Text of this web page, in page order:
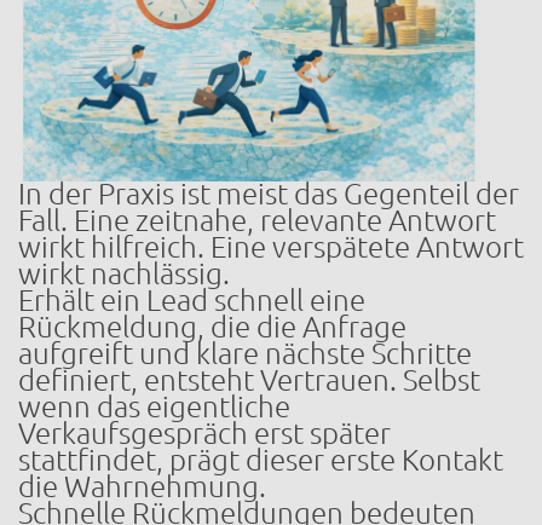
In der Praxis ist meist das Gegenteil der
Fall. Eine zeitnahe, relevante Antwort
wirkt hilfreich. Eine verspätete Antwort
wirkt nachlässig.
Erhält ein Lead schnell eine
Rückmeldung, die die Anfrage
aufgreift und klare nächste Schritte
definiert, entsteht Vertrauen. Selbst
wenn das eigentliche
Verkaufsgespräch erst später
stattfindet, prägt dieser erste Kontakt
die Wahrnehmung.
Schnelle Rückmeldungen bedeuten